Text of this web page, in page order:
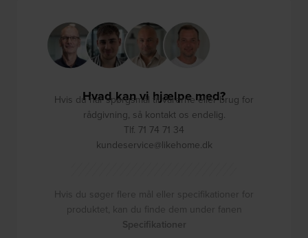
Hvad kan vi hjælpe med?
Hvis du har spørgsmål til varerne eller brug for
rådgivning, så kontakt os endelig.
Tlf. 71 74 71 34
kundeservice@likehome.dk
Hvis du søger flere mål eller specifikationer for
produktet, kan du finde dem under fanen
Specifikationer